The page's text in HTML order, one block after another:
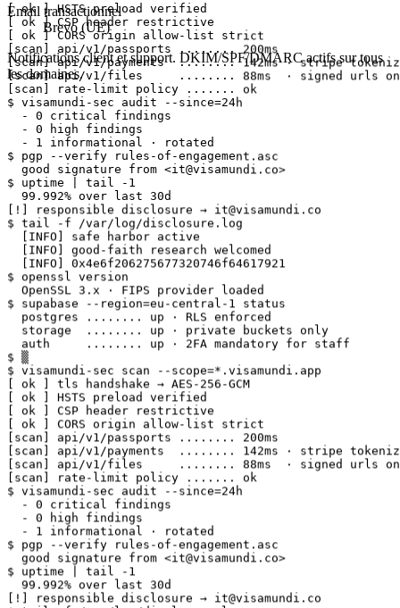
Email transactionnel
Brevo (UE)
Notifications client et support. DKIM/SPF/DMARC actifs sur tous
les domaines.
[ ok ] CSP header restrictive
[ ok ] CORS origin allow-list strict
[scan] api/v1/passports ........ 200ms
[scan] api/v1/payments  ........ 142ms · stripe
[scan] api/v1/files     ........ 88ms  · signed urls
[scan] rate-limit policy ....... ok
$ visamundi-sec audit --since=24h
  - 0 critical findings
  - 0 high findings
  - 1 informational · rotated
$ pgp --verify rules-of-engagement.asc
  good signature from <it@visamundi.co>
$ uptime | tail -1
  99.992% over last 30d
[!] responsible disclosure → it@visamundi.co
$ tail -f /var/log/disclosure.log
  [INFO] safe harbor active
  [INFO] good-faith research welcomed
  [INFO] 0x4e6f206275677320746f64617921
$ openssl version
  OpenSSL 3.x · FIPS provider loaded
$ supabase --region=eu-central-1 status
  postgres ........ up · RLS enforced
  storage  ........ up · private buckets only
  auth     ........ up · 2FA mandatory for staff
$ ▒
$ visamundi-sec scan --scope=*.visamundi.app
[ ok ] tls handshake → AES-256-GCM
[ ok ] HSTS preload verified
[ ok ] CSP header restrictive
[ ok ] CORS origin allow-list strict
[scan] api/v1/passports ........ 200ms
[scan] api/v1/payments  ........ 142ms · stripe
[scan] api/v1/files     ........ 88ms  · signed urls
[scan] rate-limit policy ....... ok
$ visamundi-sec audit --since=24h
  - 0 critical findings
  - 0 high findings
  - 1 informational · rotated
$ pgp --verify rules-of-engagement.asc
  good signature from <it@visamundi.co>
$ uptime | tail -1
  99.992% over last 30d
[!] responsible disclosure → it@visamundi.co
$ tail -f /var/log/disclosure.log